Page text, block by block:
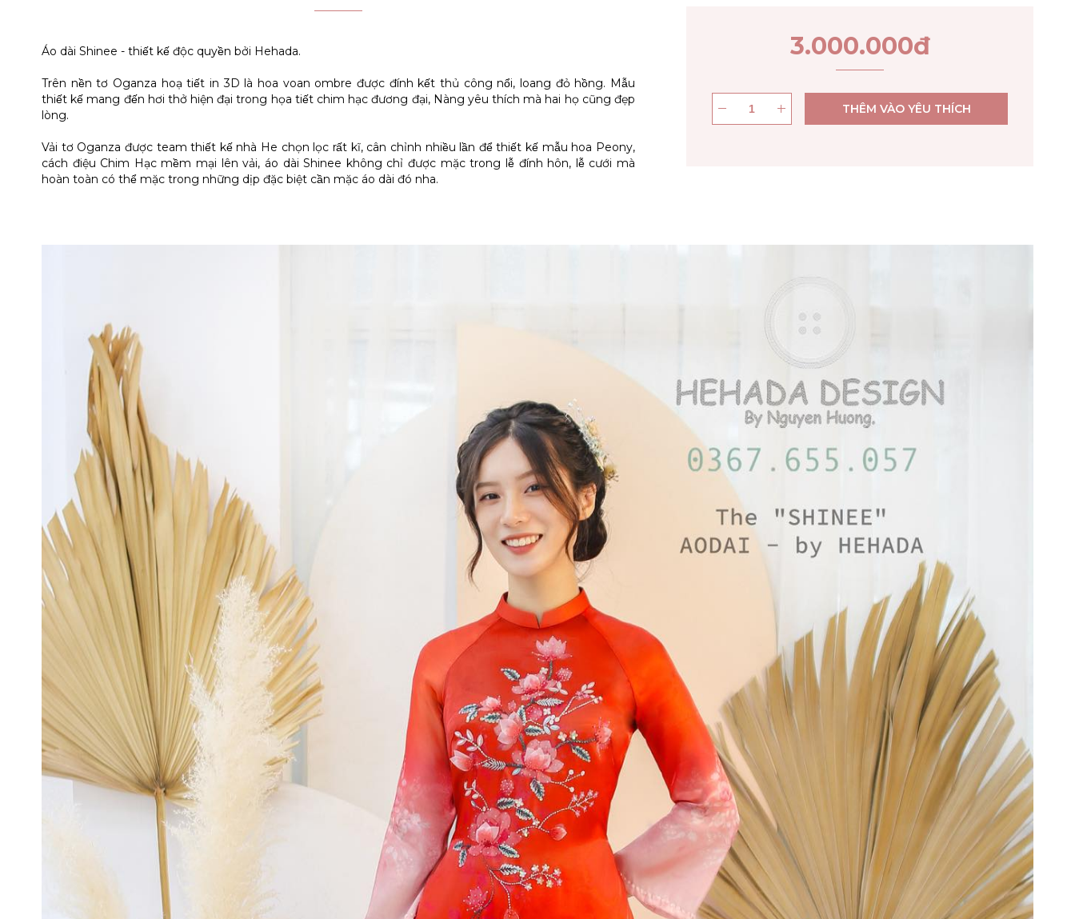
Áo dài Shinee - thiết kế độc quyền bởi Hehada.
Trên nền tơ Oganza hoạ tiết in 3D là hoa voan ombre được đính kết thủ công nổi, loang đỏ hồng. Mẫu
thiết kế mang đến hơi thở hiện đại trong họa tiết chim hạc đương đại, Nàng yêu thích mà hai họ cũng đẹp
lòng.
Vải tơ Oganza được team thiết kế nhà He chọn lọc rất kĩ, cân chỉnh nhiều lần để thiết kế mẫu hoa Peony,
cách điệu Chim Hạc mềm mại lên vải, áo dài Shinee không chỉ được mặc trong lễ đính hôn, lễ cưới mà
3.000.000đ
THÊM VÀO YÊU THÍCH